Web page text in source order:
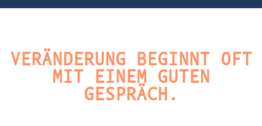
VERÄNDERUNG BEGINNT OFT
MIT EINEM GUTEN
GESPRÄCH.